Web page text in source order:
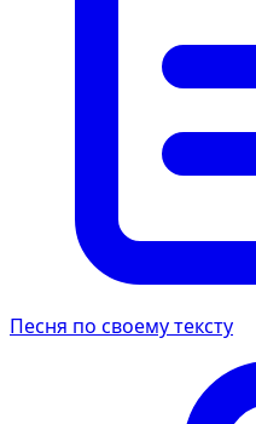
Песня по своему тексту